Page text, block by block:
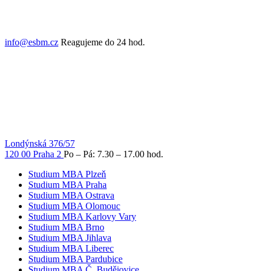
info@esbm.cz Reagujeme do 24 hod.
Londýnská 376/57
120 00 Praha 2 Po – Pá: 7.30 – 17.00 hod.
Studium MBA Plzeň
Studium MBA Praha
Studium MBA Ostrava
Studium MBA Olomouc
Studium MBA Karlovy Vary
Studium MBA Brno
Studium MBA Jihlava
Studium MBA Liberec
Studium MBA Pardubice